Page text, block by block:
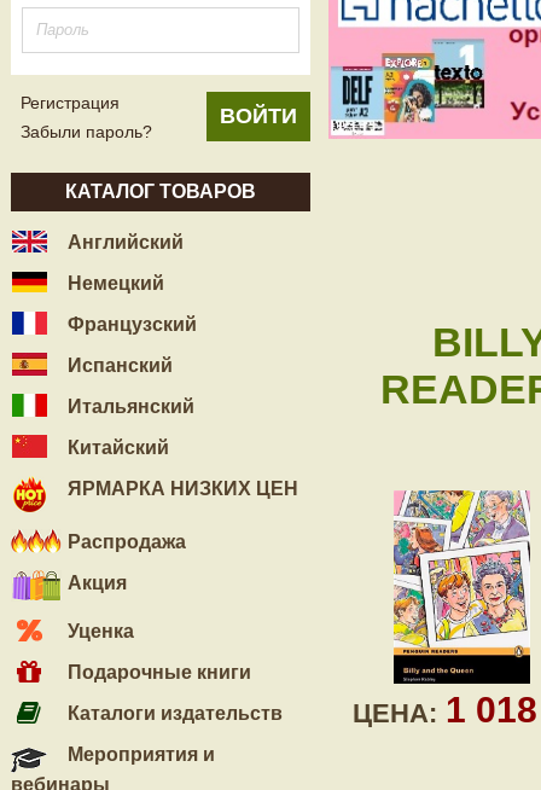
Регистрация
Забыли пароль?
КАТАЛОГ ТОВАРОВ
Английский
Немецкий
Французский
Испанский
Итальянский
Китайский
ЯРМАРКА НИЗКИХ ЦЕН
Распродажа
Акция
Уценка
Подарочные книги
Каталоги издательств
Мероприятия и
вебинары
ЦЕНА: 1